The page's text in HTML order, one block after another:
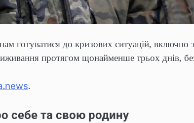
готуватися до кризових ситуацій, включно з
протягом щонайменше трьох днів,
.
себе та свою родину